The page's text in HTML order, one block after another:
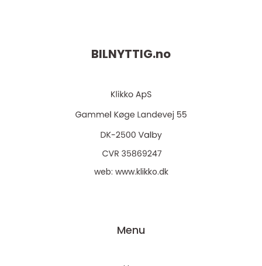
BILNYTTIG.no
web: www.klikko.dk
Menu